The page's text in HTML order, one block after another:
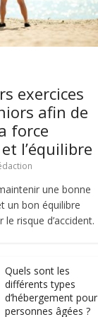
exercices
afin de
force
l’équilibre
une bonne
un bon équilibre
risque d’accident.
Quels sont les
différents types
d’hébergement pour
personnes âgées ?